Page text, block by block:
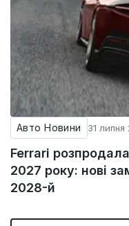
Авто Новини 31 липня
Ferrari розпродала
2027 року: нові
2028-й